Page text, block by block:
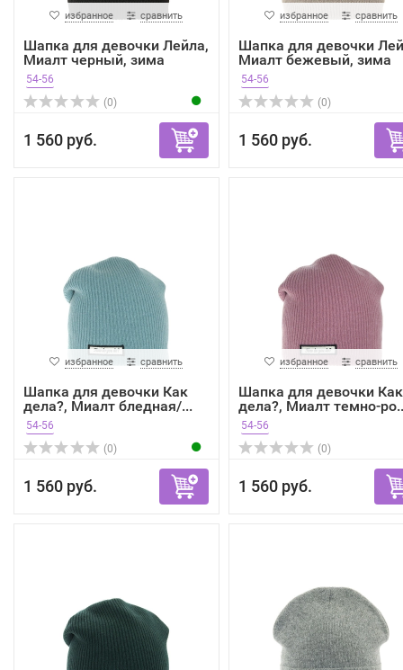
избранное сравнить
Шапка для девочки Лейла,
Миалт черный, зима
54-56
(0)
1 560 руб.
избранное сравнить
Шапка для девочки
Миалт бежевый, зима
54-56
(0)
1 560 руб.
избранное сравнить
Шапка для девочки Как
дела?, Миалт бледная/...
54-56
(0)
1 560 руб.
избранное сравнить
Шапка для девочки Как
дела?, Миалт темно-
54-56
(0)
1 560 руб.